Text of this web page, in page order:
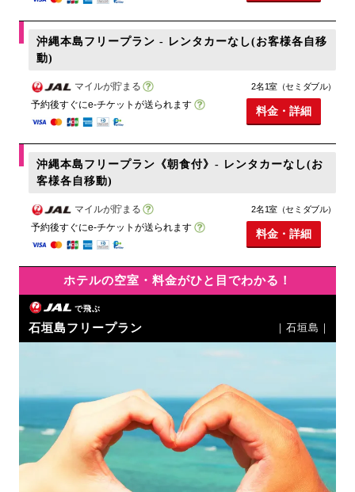
沖縄本島フリープラン - レンタカーなし(お客様各自移
動)
マイルが貯まる
予約後すぐにe-チケットが送られます
2名1室（セミダブル）
料金・詳細
沖縄本島フリープラン《朝食付》- レンタカーなし(お
客様各自移動)
マイルが貯まる
予約後すぐにe-チケットが送られます
2名1室（セミダブル）
料金・詳細
ホテルの空室・料金がひと目でわかる！
で飛ぶ
石垣島フリープラン ｜石垣島｜